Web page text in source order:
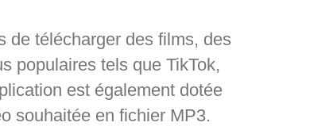
de télécharger des films, des
populaires tels que TikTok,
est également dotée
souhaitée en fichier MP3.